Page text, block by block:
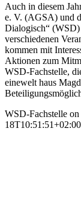
Auch in diesem
e. V. (AGSA) und
Dialogisch“
verschiedenen
kommen mit
Aktionen zum
WSD-Fachstelle,
einewelt haus
WSD-Fachstelle
18T10:51:51+02:00